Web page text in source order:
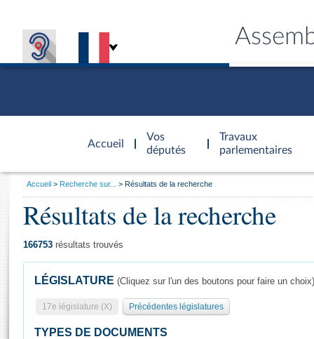
Accueil
d'accueil
Vos
députés
Travaux
parlementaires
Présidence
Séance publique
Général
Rôle et pouvoirs de l'Assemblée
Visiter l'Assemblée
Vous
Accueil Recherche sur... Résultats de la recherche
Résultats de la recherche
166753 résultats trouvés
LÉGISLATURE (Cliquez sur l'un des boutons pour faire un choix)
17e législature (X) Précédentes législatures
TYPES DE DOCUMENTS